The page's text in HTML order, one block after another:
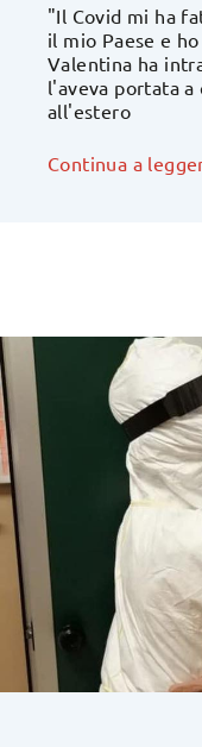
"Il Covid mi ha
il mio Paese e
Valentina ha
l'aveva portata a
all'estero
Continua a